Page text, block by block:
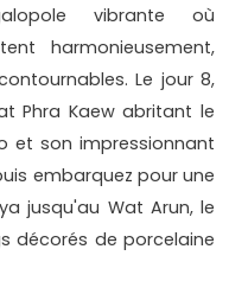
vibrante où
harmonieusement,
Le jour 8,
Phra Kaew abritant le
et son impressionnant
embarquez pour une
jusqu'au Wat Arun, le
décorés de porcelaine